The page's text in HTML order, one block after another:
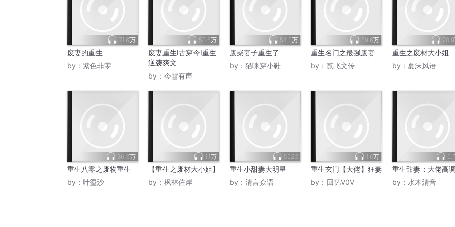
71.6万
废妻的重生
by： 紫色非零
50.5万
废妻重生I古穿今I重生
逆袭爽文
by： 今雪有声
54.3万
废柴妻子重生了
by： 猫咪穿小鞋
69.6万
重生名门之最强废妻
by： 贰飞文传
重生之废材大小姐
by： 夏沫风语
36.3万
重生八零之废物重生
by： 叶瑬沙
1.1万
【重生之废材大小姐】
by： 枫林佐岸
5923
重生小甜妻大明星
by： 清言众语
1.6万
重生玄门【大佬】狂妻
by： 回忆V0V
重生甜妻：大佬高
by： 水木清音